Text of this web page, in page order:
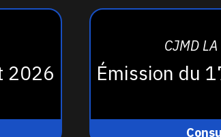
2026
CJMD
Émission du